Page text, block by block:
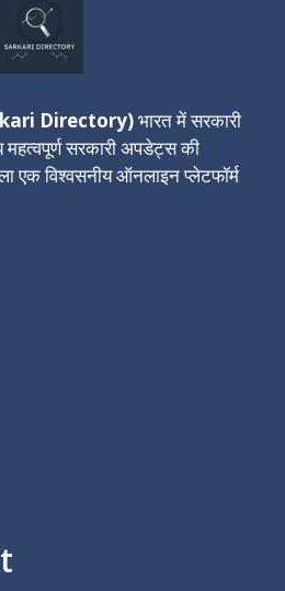
Directory)भारत में सरकारी
महत्वपूर्ण सरकारी अपडेट्स की
एक विश्वसनीय ऑनलाइन प्लेटफॉर्म